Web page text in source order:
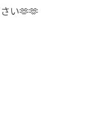
い🫶🫶